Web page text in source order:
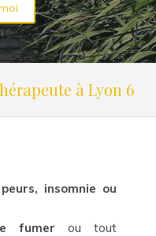
à Lyon 6
insomnie ou
fumer ou tout